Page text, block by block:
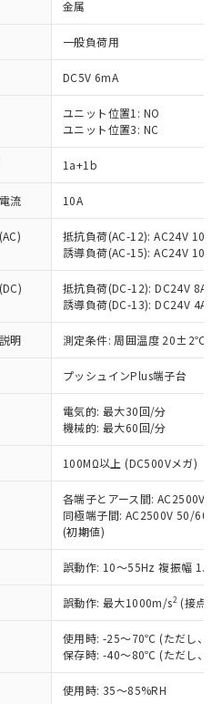
金属
一般負荷用
DC5V 6mA
ユニット位置1: NO
ユニット位置3: NC
1a+1b
流 10A
抵抗負荷(AC-12): AC24V 10A/
誘導負荷(AC-15): AC24V
抵抗負荷(DC-12): DC24V 8A/
誘導負荷(DC-13): DC24V 4A/
明 測定条件: 周囲温度 20±2℃、
プッシュインPlus端子台
電気的: 最大30回/分
機械的: 最大60回/分
100MΩ以上 (DC500Vメガ)
各端子とアース間: AC2500V
同極端子間: AC2500V 50/
(初期値)
誤動作: 10～55Hz 複振幅
誤動作: 最大1000m/s2 (接点
使用時: -25～70℃ (ただし、氷
保存時: -40～80℃ (ただし、氷
使用時: 35～85%RH
いただき、同意のうえ
、当社制御機器事業取扱
庫状況および標準価格
せていただくもので
事業取扱商品の中には、
ださい。
び標準価格照会結果は、
更新日時点での社内デー
成されるものであり、閲
での実際の在庫および標
なる場合があることをご
指令（10物質）の
品が提供可能な商品で
指令（10物質）の非含
切り替える予定のある
指令（10物質）の
品で、対応品を出す予
指令（10物質）の
調査中または確認中の
ス料など無形物で、有
ない商品です。
り、非含有部品として
と判明した場合などや
とがあります。
銀(Hg) 1000ppm以下、 カド
以下、ポリ臭化ビフェニル
含有率が中国RoHSの
とを示します。
料含有率が中国RoHSの
ことを示します。
。当社販売部門へお問
値 (GB/T26572)：
銀) : 1000ppm、 Cd(カドミウ
貴社製品のうち、外国
国貿易法に定める商品
物等」という）を輸出
の提供する場合は、日本
許可(または役務取引許
などの必要な手続きを